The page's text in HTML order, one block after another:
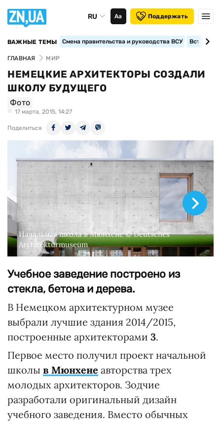
RU Аа Поддержать
ВАЖНЫЕ ТЕМЫ Смена правительства и руководства ВСУ
ГЛАВНАЯ МИР
НЕМЕЦКИЕ АРХИТЕКТОРЫ СОЗДАЛИ
ШКОЛУ БУДУЩЕГО
Фото
17 марта, 2015, 14:27
Поделиться
Начальная школа в Мюнхене © Deutsches
Architekturmuseum
Учебное заведение построено из
стекла, бетона и дерева.
В Немецком архитектурном музее
выбрали лучшие здания 2014/2015,
построенные архитекторами 3.
Первое место получил проект начальной
школы в Мюнхене авторства трех
молодых архитекторов. Зодчие
разработали оригинальный дизайн
учебного заведения. Вместо обычных